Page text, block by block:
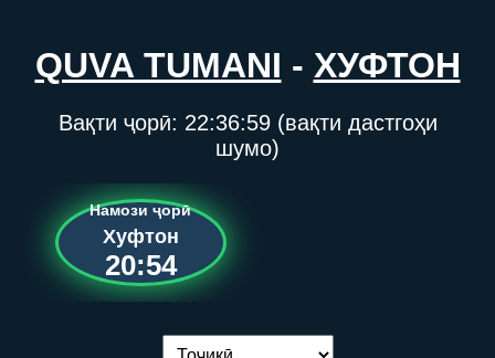
QUVA TUMANI - ХУФТОН
Вақти ҷорӣ: 22:36:59(вақти дастгоҳи
шумо)
Намози ҷорӣ
Хуфтон
20:54